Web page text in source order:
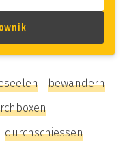
bewandern
durchschiessen